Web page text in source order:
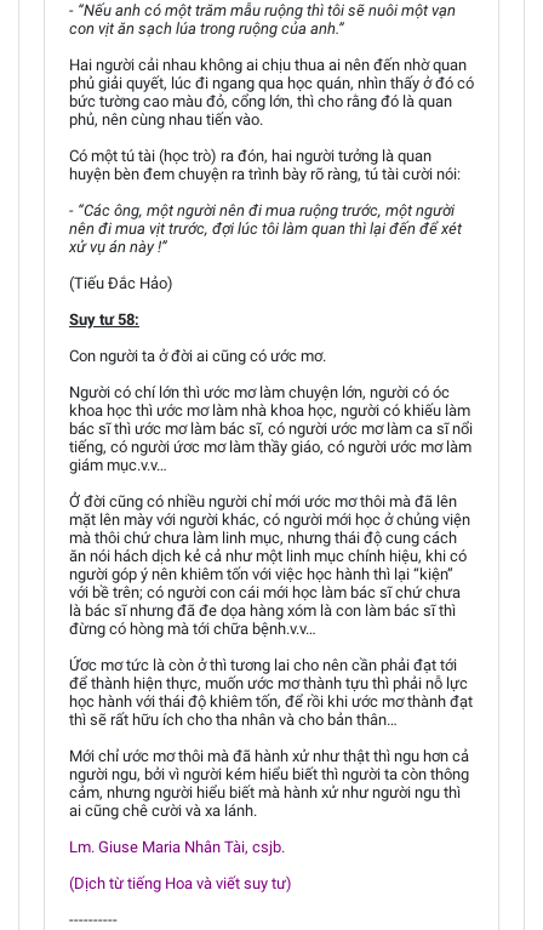
- “Nếu anh có một trăm mẫu ruộng thì tôi sẽ nuôi một vạn
con vịt ăn sạch lúa trong ruộng của anh.”
Hai người cải nhau không ai chịu thua ai nên đến nhờ quan
phủ giải quyết, lúc đi ngang qua học quán, nhìn thấy ở đó có
bức tường cao màu đỏ, cổng lớn, thì cho rằng đó là quan
phủ, nên cùng nhau tiến vào.
Có một tú tài (học trò) ra đón, hai người tưởng là quan
huyện bèn đem chuyện ra trình bày rõ ràng, tú tài cười nói:
- “Các ông, một người nên đi mua ruộng trước, một người
nên đi mua vịt trước, đợi lúc tôi làm quan thì lại đến để xét
xử vụ án này !”
(Tiếu Đắc Hảo)
Suy tư 58:
Con người ta ở đời ai cũng có ước mơ.
Người có chí lớn thì ước mơ làm chuyện lớn, người có óc
khoa học thì ước mơ làm nhà khoa học, người có khiếu làm
bác sĩ thì ước mơ làm bác sĩ, có người ước mơ làm ca sĩ nổi
tiếng, có người ứơc mơ làm thầy giáo, có người ước mơ làm
giám mục.v.v…
Ở đời cũng có nhiều người chỉ mới ước mơ thôi mà đã lên
mặt lên mày với người khác, có người mới học ở chủng viện
mà thôi chứ chưa làm linh mục, nhưng thái độ cung cách
ăn nói hách dịch kẻ cả như một linh mục chính hiệu, khi có
người góp ý nên khiêm tốn với việc học hành thì lại “kiện”
với bề trên; có người con cái mới học làm bác sĩ chứ chưa
là bác sĩ nhưng đã đe dọa hàng xóm là con làm bác sĩ thì
đừng có hòng mà tới chữa bệnh.v.v…
Ứơc mơ tức là còn ở thì tương lai cho nên cần phải đạt tới
để thành hiện thực, muốn ước mơ thành tựu thì phải nỗ lực
học hành với thái độ khiêm tốn, để rồi khi ước mơ thành đạt
thì sẽ rất hữu ích cho tha nhân và cho bản thân…
Mới chỉ ước mơ thôi mà đã hành xử như thật thì ngu hơn cả
người ngu, bởi vì người kém hiểu biết thì người ta còn thông
cảm, nhưng người hiểu biết mà hành xử như người ngu thì
ai cũng chê cười và xa lánh.
Lm. Giuse Maria Nhân Tài, csjb.
(Dịch từ tiếng Hoa và viết suy tư)
----------